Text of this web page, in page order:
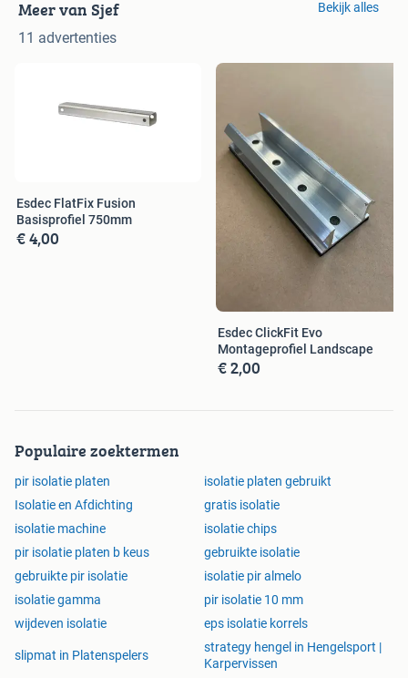
Meer van Sjef
11 advertenties
Bekijk alles
Esdec FlatFix Fusion
Basisprofiel 750mm
€ 4,00
Esdec ClickFit Evo
Montageprofiel Landscape
€ 2,00
Populaire zoektermen
pir isolatie platen
isolatie platen gebruikt
Isolatie en Afdichting
gratis isolatie
isolatie machine
isolatie chips
pir isolatie platen b keus
gebruikte isolatie
gebruikte pir isolatie
isolatie pir almelo
isolatie gamma
pir isolatie 10 mm
wijdeven isolatie
eps isolatie korrels
slipmat in Platenspelers
strategy hengel in Hengelsport |
Karpervissen